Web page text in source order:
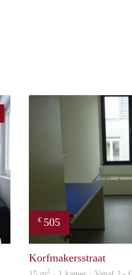
€ 505
Korfmakersstraat
2